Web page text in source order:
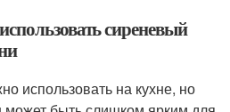
сиреневый
использовать на кухне, но